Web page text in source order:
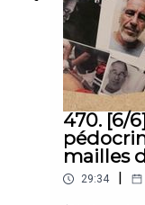
Documentation.
Cet épisode de
dans les
documentalistes.
470. [6/
mailles
29:34